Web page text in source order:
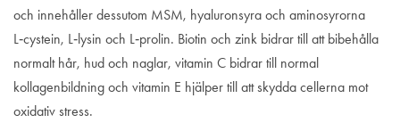
och innehåller dessutom MSM, hyaluronsyra och aminosyrorna
L‑cystein, L‑lysin och L‑prolin. Biotin och zink bidrar till att bibehålla
normalt hår, hud och naglar, vitamin C bidrar till normal
kollagenbildning och vitamin E hjälper till att skydda cellerna mot
oxidativ stress.